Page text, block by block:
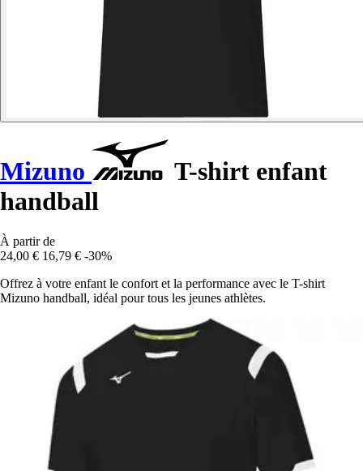
Mizuno
T-shirt enfant
handball
À partir de
24,00 € 16,79 € -30%
Offrez à votre enfant le confort et la performance avec le T-shirt
Mizuno handball, idéal pour tous les jeunes athlètes.